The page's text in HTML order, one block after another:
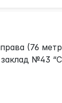
(76
№43